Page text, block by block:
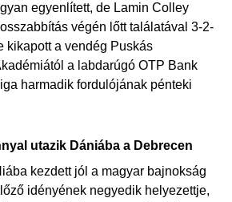
egyenlített, de Lamin Colley
végén lőtt találatával 3-2-
kikapott a vendég Puskás
a labdarúgó OTP Bank
harmadik fordulójának pénteki
utazik Dániába a Debrecen
kezdett jól a magyar bajnokság
idényének negyedik helyezettje,